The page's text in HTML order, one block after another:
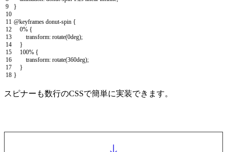
9
10
11
12
13
14
15
16
17
18
}
@keyframes donut-spin {
0% {
transform: rotate(0deg);
}
100% {
transform: rotate(360deg);
}
}
スピナーも数行のCSSで簡単に実装できます。